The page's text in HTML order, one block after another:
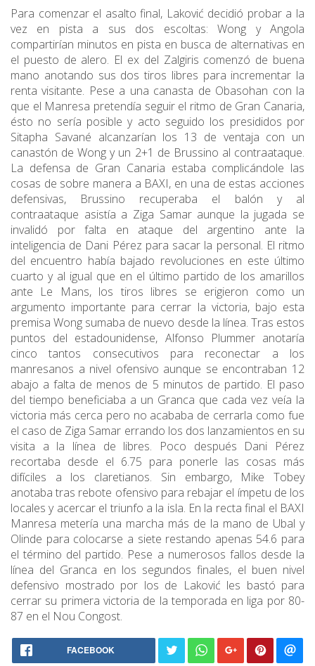
Para comenzar el asalto final, Laković decidió probar a la
vez en pista a sus dos escoltas: Wong y Angola
compartirían minutos en pista en busca de alternativas en
el puesto de alero. El ex del Zalgiris comenzó de buena
mano anotando sus dos tiros libres para incrementar la
renta visitante. Pese a una canasta de Obasohan con la
que el Manresa pretendía seguir el ritmo de Gran Canaria,
ésto no sería posible y acto seguido los presididos por
Sitapha Savané alcanzarían los 13 de ventaja con un
canastón de Wong y un 2+1 de Brussino al contraataque.
La defensa de Gran Canaria estaba complicándole las
cosas de sobre manera a BAXI, en una de estas acciones
defensivas, Brussino recuperaba el balón y al
contraataque asistía a Ziga Samar aunque la jugada se
invalidó por falta en ataque del argentino ante la
inteligencia de Dani Pérez para sacar la personal. El ritmo
del encuentro había bajado revoluciones en este último
cuarto y al igual que en el último partido de los amarillos
ante Le Mans, los tiros libres se erigieron como un
argumento importante para cerrar la victoria, bajo esta
premisa Wong sumaba de nuevo desde la línea. Tras estos
puntos del estadounidense, Alfonso Plummer anotaría
cinco tantos consecutivos para reconectar a los
manresanos a nivel ofensivo aunque se encontraban 12
abajo a falta de menos de 5 minutos de partido. El paso
del tiempo beneficiaba a un Granca que cada vez veía la
victoria más cerca pero no acababa de cerrarla como fue
el caso de Ziga Samar errando los dos lanzamientos en su
visita a la línea de libres. Poco después Dani Pérez
recortaba desde el 6.75 para ponerle las cosas más
difíciles a los claretianos. Sin embargo, Mike Tobey
anotaba tras rebote ofensivo para rebajar el ímpetu de los
locales y acercar el triunfo a la isla. En la recta final el BAXI
Manresa metería una marcha más de la mano de Ubal y
Olinde para colocarse a siete restando apenas 54.6 para
el término del partido. Pese a numerosos fallos desde la
línea del Granca en los segundos finales, el buen nivel
defensivo mostrado por los de Laković les bastó para
cerrar su primera victoria de la temporada en liga por 80-
87 en el Nou Congost.
FACEBOOK